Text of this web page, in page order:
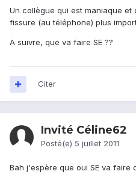
Un collègue qui est maniaque et
fissure (au téléphone) plus
A suivre, que va faire SE ??
Citer
Invité Céline62
Posté(e) 5 juillet 2011
Bah j'espère que oui SE va faire